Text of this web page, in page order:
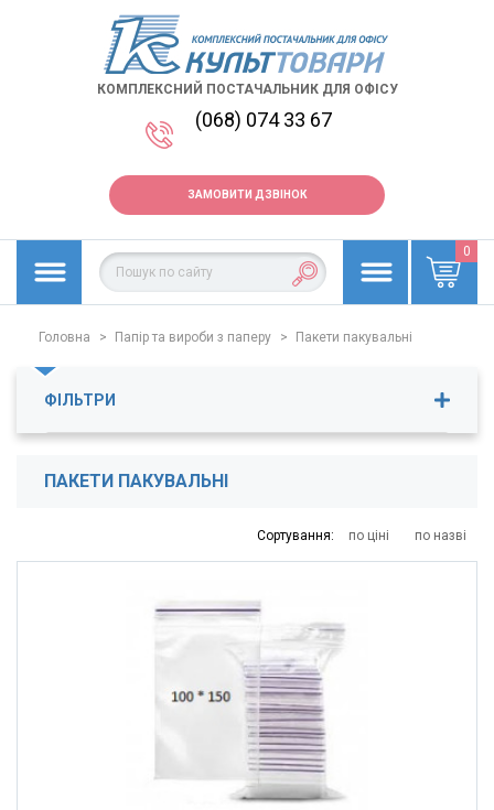
КОМПЛЕКСНИЙ ПОСТАЧАЛЬНИК ДЛЯ ОФІСУ
(068) 074 33 67
ЗАМОВИТИ ДЗВІНОК
0
Головна > Папір та вироби з паперу > Пакети пакувальні
ФІЛЬТРИ
ПАКЕТИ ПАКУВАЛЬНІ
Сортування: по ціні по назві